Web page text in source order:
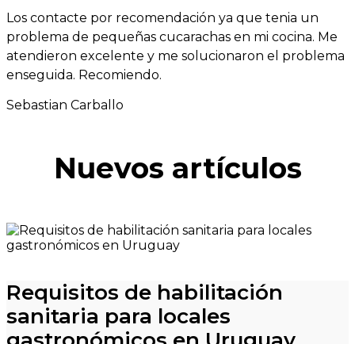
Los contacte por recomendación ya que tenia un
problema de pequeñas cucarachas en mi cocina. Me
atendieron excelente y me solucionaron el problema
enseguida. Recomiendo.
Sebastian Carballo
Nuevos artículos
Requisitos de habilitación
sanitaria para locales